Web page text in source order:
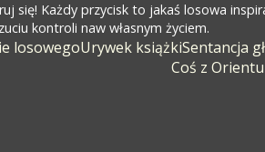
się! Każdy przycisk to jakaś losowa
kontroli naw własnym życiem.
losowegoUrywek książkiSentancja
Coś z Orientu